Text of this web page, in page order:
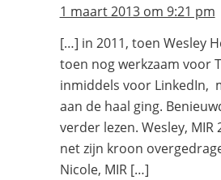
1 maart 2013 om 9:21 pm
[…] in 2011, toen Wesley
toen nog werkzaam voor
inmiddels voor LinkedIn,
aan de haal ging.
verder lezen. Wesley, MIR
net zijn kroon
Nicole, MIR […]